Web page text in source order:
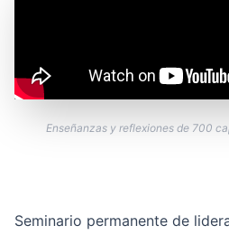
Enseñanzas y reflexiones de 700
Seminario permanente de